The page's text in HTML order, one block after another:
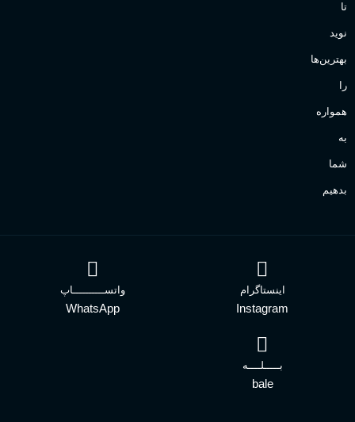
تا
نوید
بهترین‌ها
را
همواره
به
شما
بدهیم
اینستاگرام
Instagram
واتســــــــــاپ
WhatsApp
بـــــلــــه
bale